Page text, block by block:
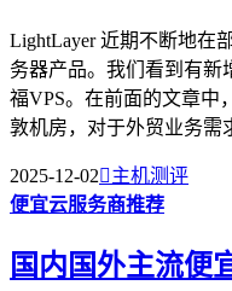
LightLayer 近期不断地在
务器产品。我们看到有新
福VPS。在前面的文章中
敦机房，对于外贸业务需
2025-12-02主机测评
便宜云服务商推荐
国内国外主流便